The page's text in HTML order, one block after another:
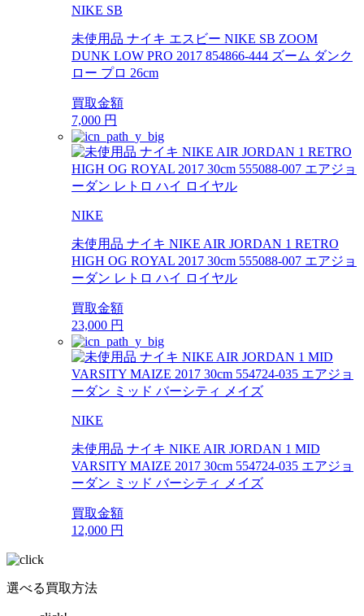
NIKE SB
未使用品 ナイキ エスビー NIKE SB ZOOM
DUNK LOW PRO 2017 854866-444 ズーム ダンク
ロー プロ 26cm
買取金額
7,000 円
NIKE
未使用品 ナイキ NIKE AIR JORDAN 1 RETRO
HIGH OG ROYAL 2017 30cm 555088-007 エアジョ
ーダン レトロ ハイ ロイヤル
買取金額
23,000 円
NIKE
未使用品 ナイキ NIKE AIR JORDAN 1 MID
VARSITY MAIZE 2017 30cm 554724-035 エアジョ
ーダン ミッド バーシティ メイズ
買取金額
12,000 円
選べる買取方法